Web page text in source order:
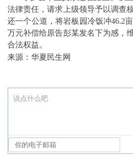
法律责任，请求上级领导予以调查
还一个公道，将岩板园冷饭冲46.2
万元补偿给原告彭某发名下为感，
合法权益。
来源：华夏民生网
说点什么吧